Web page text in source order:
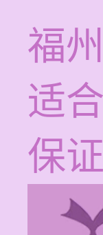
福
适
保